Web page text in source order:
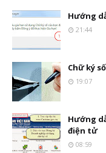
Hướng
21:44
Chữ ký
19:07
Hướng
điện tử
08:59